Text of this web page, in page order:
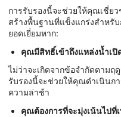
การรับรองนี้จะช่วยให้คุณเชี่ย
สร้างพื้นฐานที่แข็งแกร่งสำหรั
ยอดเยี่ยมหาก:
คุณมีสิทธิ์เข้าถึงแหล่งน้ำเปิ
ไม่ว่าจะเกิดจากข้อจำกัดตามฤ
รับรองนี้จะช่วยให้คุณดำเนินก
ความล่าช้า
คุณต้องการที่จะมุ่งเน้นไปที่